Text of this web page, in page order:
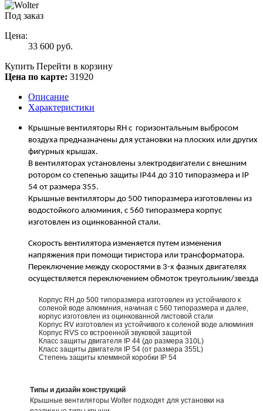
Под заказ
Цена:
33 600 руб.
Купить Перейти в корзину
Цена по карте: 31920
Описание
Характеристики
Крышные вентиляторы RH с горизонтальным выбросом
воздуха предназначены для установки на плоских или других
фигурных крышах.
В вентиляторах установлены электродвигатели с внешним
ротором со степенью защиты
IP44 до 310 типоразмера и IP
54 от размера 355.
Крышные вентиляторы до 500 типоразмера изготовлены из
водостойкого алюминия, с 560 типоразмера корпус
изготовлен из оцинкованной стали.
Скорость вентилятора изменяется путем изменения
напряжения при помощи тиристора или трансформатора.
Переключение между скоростями в 3-х фазных двигателях
осуществляется переключением обмоток треугольник/звезда
Корпус RH до 500 типоразмера изготовлен из устойчивого к
соленой воде алюминия, начиная с 560 типоразмера и далее,
корпус изготовлен из оцинкованной листовой стали
Корпус RV изготовлен из устойчивого к соленой воде алюминия
Корпус RVS со встроенной звуковой защитой
Класс защиты двигателя IP 44 (до размера 310L)
Класс защиты двигателя IP 54 (от размера 355L)
Степень защиты клеммной коробки IP 54
Типы и дизайн конструкций
Крышные вентиляторы Wolter подходят для установки на